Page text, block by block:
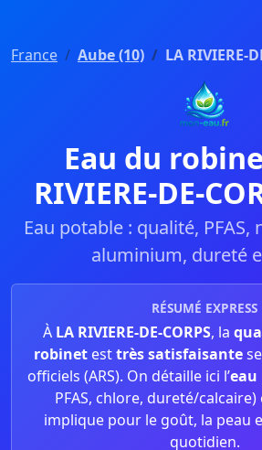
France Aube (10) LA RIVIERE-
Eau du
RIVIERE-DE-
Eau potable : qualité,
aluminium, dureté
RÉSUMÉ EXPRESS
À LA RIVIERE-DE-CORPS, la
robinetesttrès satisfaisante
officiels (ARS). On détaille ici l’eau
PFAS, chlore, dureté/calcaire)
implique pour le goût, la peau
quotidien.